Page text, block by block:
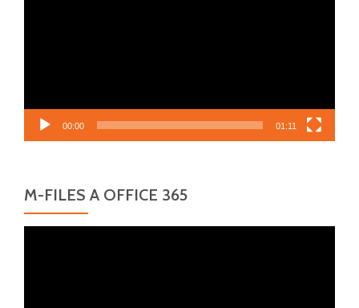
00:00 01:11
M-FILES A OFFICE 365